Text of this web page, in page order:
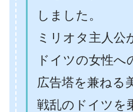
しました。
ミリオタ主人公
ドイツの女性へ
広告塔を兼ねる
戦乱のドイツを